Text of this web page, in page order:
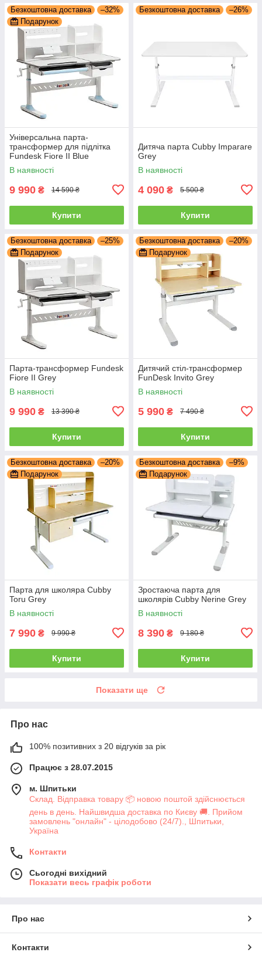
Безкоштовна доставка
–32%
Подарунок
Універсальна парта-
трансформер для підлітка
Fundesk Fiore II Blue
В наявності
9 990 ₴ 14 590 ₴
Купити
Безкоштовна доставка –26%
Дитяча парта Cubby Imparare
Grey
В наявності
4 090 ₴ 5 500 ₴
Купити
Безкоштовна доставка
–25%
Подарунок
Парта-трансформер Fundesk
Fiore II Grey
В наявності
9 990 ₴ 13 390 ₴
Купити
Безкоштовна доставка
–20%
Подарунок
Дитячий стіл-трансформер
FunDesk Invito Grey
В наявності
5 990 ₴ 7 490 ₴
Купити
Безкоштовна доставка
–20%
Подарунок
Парта для школяра Cubby
Toru Grey
В наявності
7 990 ₴ 9 990 ₴
Купити
Безкоштовна доставка
–9%
Подарунок
Зростаюча парта для
школярів Cubby Nerine Grey
В наявності
8 390 ₴ 9 180 ₴
Купити
Показати ще
Про нас
100% позитивних з 20 відгуків за рік
Працює з 28.07.2015
м. Шпитьки
Склад. Відправка товару 📦 новою поштой здійснюється
день в день. Найшвидша доставка по Києву 🚚. Прийом
замовлень "онлайн" - цілодобово (24/7)., Шпитьки,
Україна
Контакти
Сьогодні вихідний
Показати весь графік роботи
Про нас
Контакти